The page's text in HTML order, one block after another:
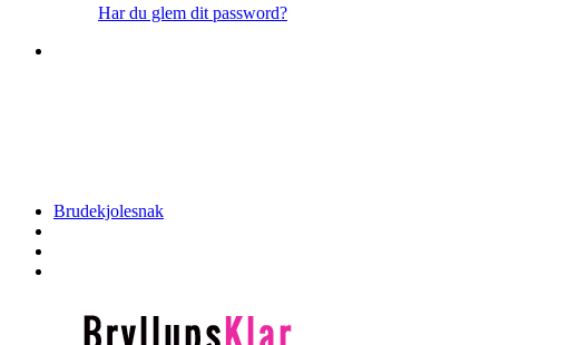
Har du glem dit password?
Brudekjolesnak